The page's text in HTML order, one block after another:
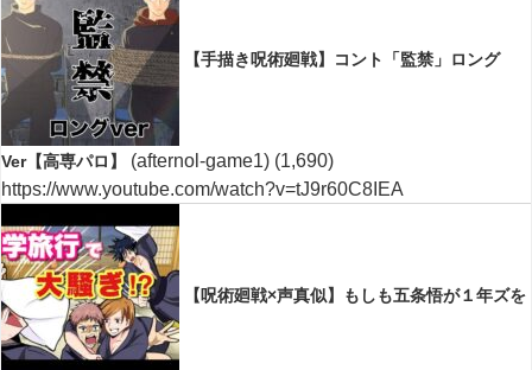
【手描き呪術廻戦】コント「監禁」ロング
Ver【高専パロ】 (afternol-game1) (1,690)
https://www.youtube.com/watch?v=tJ9r60C8IEA
【呪術廻戦×声真似】もしも五条悟が１年ズを